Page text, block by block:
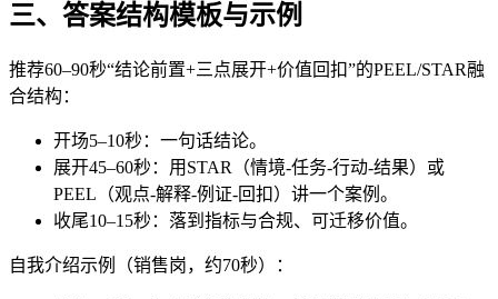
三、答案结构模板与示例
推荐60–90秒“结论前置+三点展开+价值回扣”的PEEL/STAR融
合结构：
开场5–10秒：一句话结论。
展开45–60秒：用STAR（情境-任务-行动-结果）或
PEEL（观点-解释-例证-回扣）讲一个案例。
收尾10–15秒：落到指标与合规、可迁移价值。
自我介绍示例（销售岗，约70秒）：